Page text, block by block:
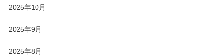
2025年10月
2025年9月
2025年8月